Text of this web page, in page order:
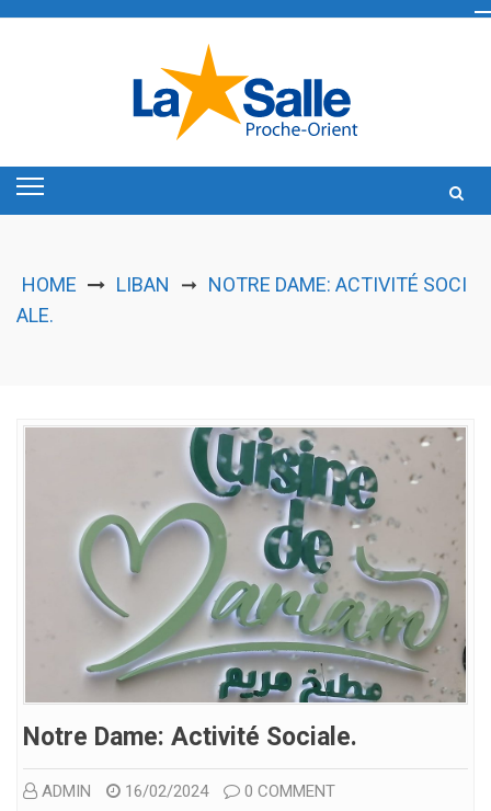
HOME LIBAN ➞ NOTRE DAME: ACTIVITÉ SOCI
ALE.
Notre Dame: Activité Sociale.
ADMIN 16/02/2024 0 COMMENT